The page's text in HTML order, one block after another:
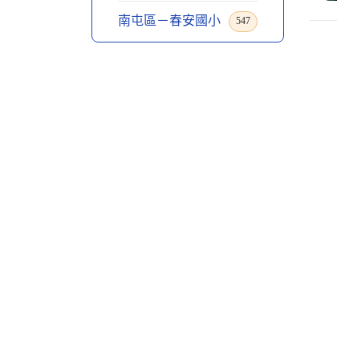
南屯區－春安國小 547